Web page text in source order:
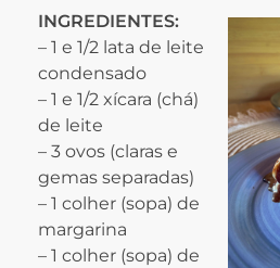
INGREDIENTES:
– 1 e 1/2 lata de leite
condensado
– 1 e 1/2 xícara (chá)
de leite
– 3 ovos (claras e
gemas separadas)
– 1 colher (sopa) de
margarina
– 1 colher (sopa) de